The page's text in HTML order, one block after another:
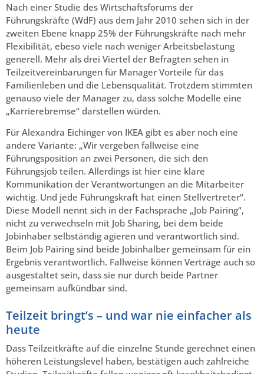
Nach einer Studie des Wirtschaftsforums der
Führungskräfte (WdF) aus dem Jahr 2010 sehen sich in der
zweiten Ebene knapp 25% der Führungskräfte nach mehr
Flexibilität, ebeso viele nach weniger Arbeitsbelastung
generell. Mehr als drei Viertel der Befragten sehen in
Teilzeitvereinbarungen für Manager Vorteile für das
Familienleben und die Lebensqualität. Trotzdem stimmten
genauso viele der Manager zu, dass solche Modelle eine
„Karrierebremse“ darstellen würden.
Für Alexandra Eichinger von IKEA gibt es aber noch eine
andere Variante: „Wir vergeben fallweise eine
Führungsposition an zwei Personen, die sich den
Führungsjob teilen. Allerdings ist hier eine klare
Kommunikation der Verantwortungen an die Mitarbeiter
wichtig. Und jede Führungskraft hat einen Stellvertreter“.
Diese Modell nennt sich in der Fachsprache „Job Pairing“,
nicht zu verwechseln mit Job Sharing, bei dem beide
Jobinhaber selbständig agieren und verantwortlich sind.
Beim Job Pairing sind beide Jobinhalber gemeinsam für ein
Ergebnis verantwortlich. Fallweise können Verträge auch so
ausgestaltet sein, dass sie nur durch beide Partner
gemeinsam aufkündbar sind.
Teilzeit bringt’s – und war nie einfacher als
heute
Dass Teilzeitkräfte auf die einzelne Stunde gerechnet einen
höheren Leistungslevel haben, bestätigen auch zahlreiche